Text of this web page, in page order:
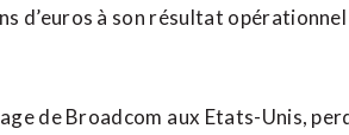
d’euros à son résultat
de Broadcom ⁠aux Etats-Unis,